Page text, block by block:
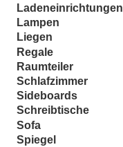
Ladeneinrichtungen
Lampen
Liegen
Regale
Raumteiler
Schlafzimmer
Sideboards
Schreibtische
Sofa
Spiegel